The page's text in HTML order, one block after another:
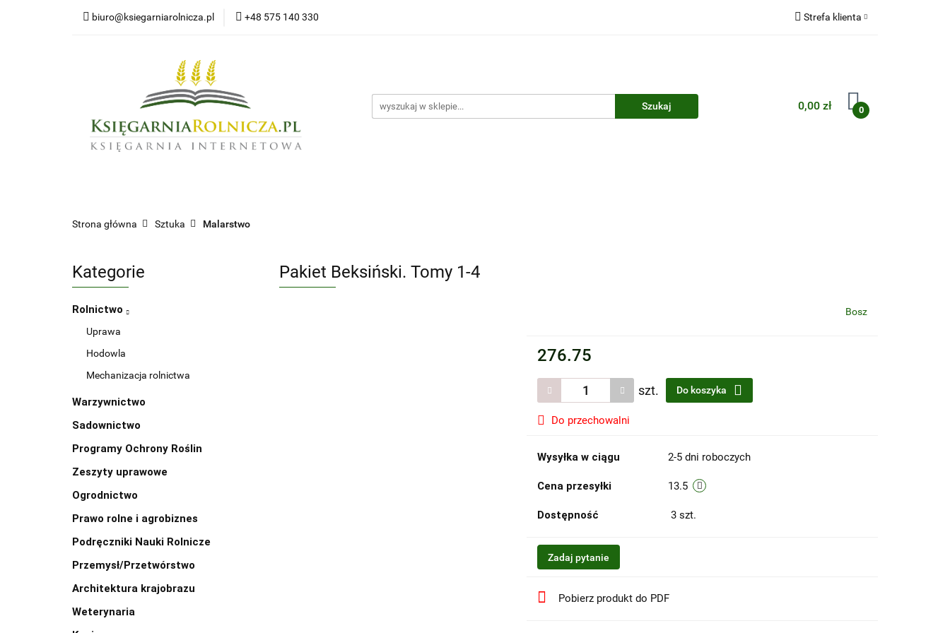
biuro@ksiegarniarolnicza.pl +48 575 140 330 Strefa klienta
Dodaj zgłoszenie
Zgody cookies
0,00 zł 0
Strona główna Sztuka Malarstwo
Kategorie
Rolnictwo
Uprawa
Hodowla
Mechanizacja rolnictwa
Warzywnictwo
Sadownictwo
Programy Ochrony Roślin
Zeszyty uprawowe
Ogrodnictwo
Prawo rolne i agrobiznes
Podręczniki Nauki Rolnicze
Przemysł/Przetwórstwo
Architektura krajobrazu
Weterynaria
Pakiet Beksiński. Tomy 1-4
Bosz
276.75
szt. Do koszyka
Do przechowalni
Wysyłka w ciągu 2-5 dni roboczych
Cena przesyłki 13.5
Dostępność 3 szt.
Zadaj pytanie
Pobierz produkt do PDF